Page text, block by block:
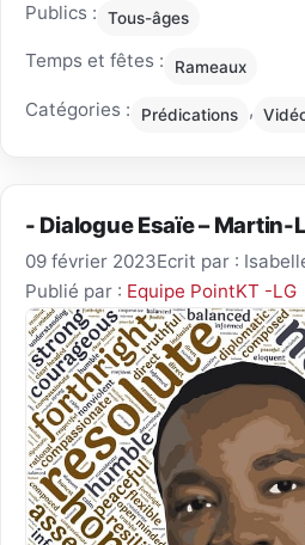
Publics : Tous-âges
Temps et fêtes : Rameaux
Catégories : Prédications ,
- Dialogue Esaïe – Martin-
09 février 2023Ecrit par :
Publié par : Equipe PointKT -LG